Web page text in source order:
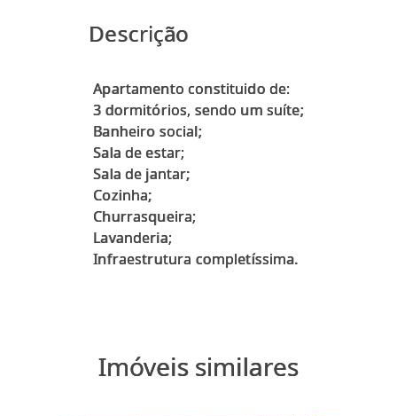
Descrição
Apartamento constituido de:
3 dormitórios, sendo um suíte;
Banheiro social;
Sala de estar;
Sala de jantar;
Cozinha;
Churrasqueira;
Lavanderia;
Imóveis similares